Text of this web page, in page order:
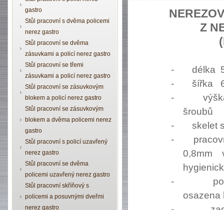
gastro
Stůl pracovní s dvěma policemi
nerez gastro
Stůl pracovní se dvěma
zásuvkami a policí nerez gastro
Stůl pracovní se třemi
zásuvkami a policí nerez gastro
Stůl pracovní se zásuvkovým
blokem a policí nerez gastro
Stůl pracovní se zásuvkovým
blokem a dvěma policemi nerez
gastro
Stůl pracovní s policí uzavřený
nerez gastro
Stůl pracovní se dvěma
policemi uzavřený nerez gastro
Stůl pracovní skříňový s
policemi a posuvnými dveřmi
nerez gastro
Z
- délka
-
šířka
-
šroubů
-
skelet
-
0,8mm
-
osazena